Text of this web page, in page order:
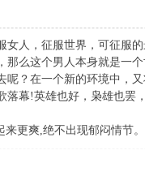
人，征服世界，可征服的
么这个男人本身就是一
？在一个新的环境中，又
幕!英雄也好，枭雄也罢，
更爽,绝不出现郁闷情节。